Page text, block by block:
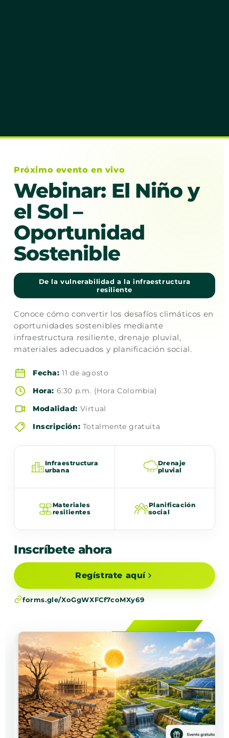
Próximo evento en vivo
Webinar: El Niño y
el Sol –
Oportunidad
Sostenible
De la vulnerabilidad a la infraestructura
resiliente
Conoce cómo convertir los desafíos climáticos en
oportunidades sostenibles mediante
infraestructura resiliente, drenaje pluvial,
materiales adecuados y planificación social.
Fecha: 11 de agosto
Hora: 6:30 p.m. (Hora Colombia)
Modalidad: Virtual
Inscripción: Totalmente gratuita
Infraestructura
urbana
Drenaje
pluvial
Materiales
resilientes
Planificación
social
Inscríbete ahora
Regístrate aquí
forms.gle/XoGgWXFCf7coMXy69